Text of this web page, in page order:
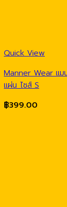
Quick View
Manner Wear แม
แผ่น ไซส์ S
฿399.00